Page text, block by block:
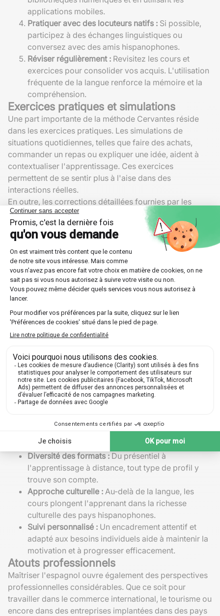
applications mobiles.
Pratiquer avec des locuteurs natifs : Si possible,
participez à des échanges linguistiques ou
conversez avec des amis hispanophones.
Réviser régulièrement : Revisitez les cours et
exercices pour consolider vos acquis. L'utilisation
fréquente de la langue renforce la mémoire et la
compréhension.
Exercices pratiques et simulations
Une part importante de la méthode Cervantes réside
dans les exercices pratiques. Les simulations de
situations quotidiennes, telles que faire des achats,
commander un repas ou expliquer une idée, aident à
contextualiser l'apprentissage. Ces exercices
permettent de se sentir plus à l'aise dans des
interactions réelles.
En outre, les corrections détaillées fournies par les
enseignants aident les apprenants à identifier et
corriger leurs erreurs rapidement, contribuant ainsi à
une progression plus rapide.
Suivi personnalisé
Un aspect distinctif de la méthode Cervantes est le suivi
individualisé des étudiants. Les enseignants évaluent
régulièrement les progrès de chaque apprenant et
adaptent le contenu des cours en conséquence. Cela
garantit une approche pédagogique sur-mesure,
optimisant ainsi le temps et les efforts consacrés à
l'apprentissage.
l'espagnol avec la méthode Cervantes
Adopter la méthode Cervantes présente plusieurs
avantages, notamment la qualité de l'enseignement et la
diversité des ressources proposées. Voici quelques
bénéfices concrets :
Qualité pédagogique : L'institut Cervantes jouit
d'une réputation internationale pour la rigueur et
l'excellence de ses programmes éducatifs.
Diversité des formats : Du présentiel à
l'apprentissage à distance, tout type de profil y
trouve son compte.
Approche culturelle : Au-delà de la langue, les
cours plongent l'apprenant dans la richesse
culturelle des pays hispanophones.
Suivi personnalisé : Un encadrement attentif et
adapté aux besoins individuels aide à maintenir la
motivation et à progresser efficacement.
Atouts professionnels
Maîtriser l'espagnol ouvre également des perspectives
professionnelles considérables. Que ce soit pour
travailler dans le commerce international, le tourisme ou
encore dans des entreprises implantées dans des pays